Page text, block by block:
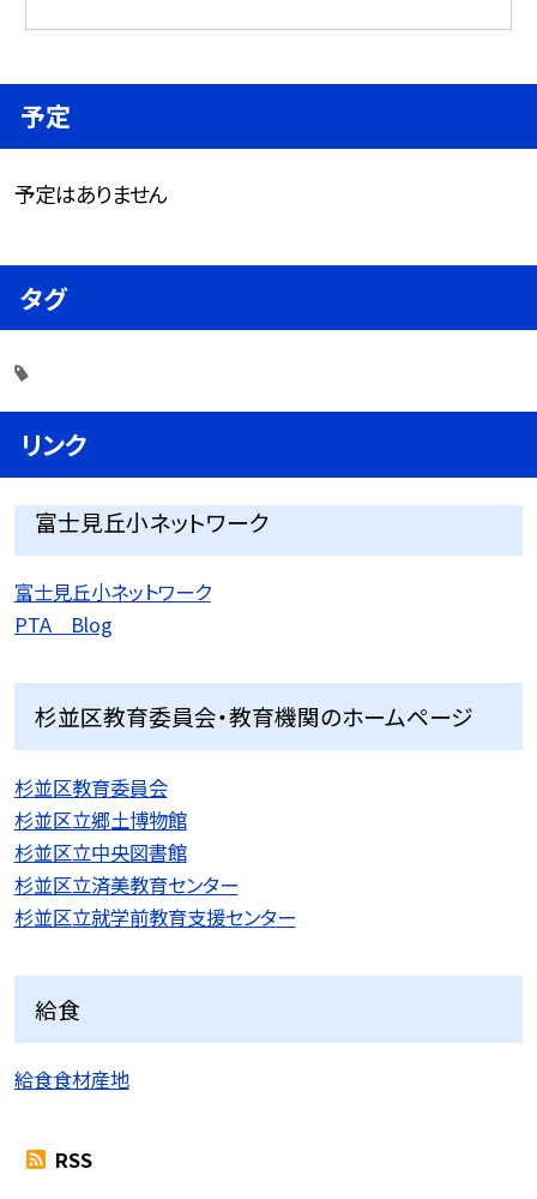
予定
予定はありません
タグ
リンク
富士見丘小ネットワーク
富士見丘小ネットワーク
PTA Blog
杉並区教育委員会・教育機関のホームページ
杉並区教育委員会
杉並区立郷土博物館
杉並区立中央図書館
杉並区立済美教育センター
杉並区立就学前教育支援センター
給食
給食食材産地
RSS